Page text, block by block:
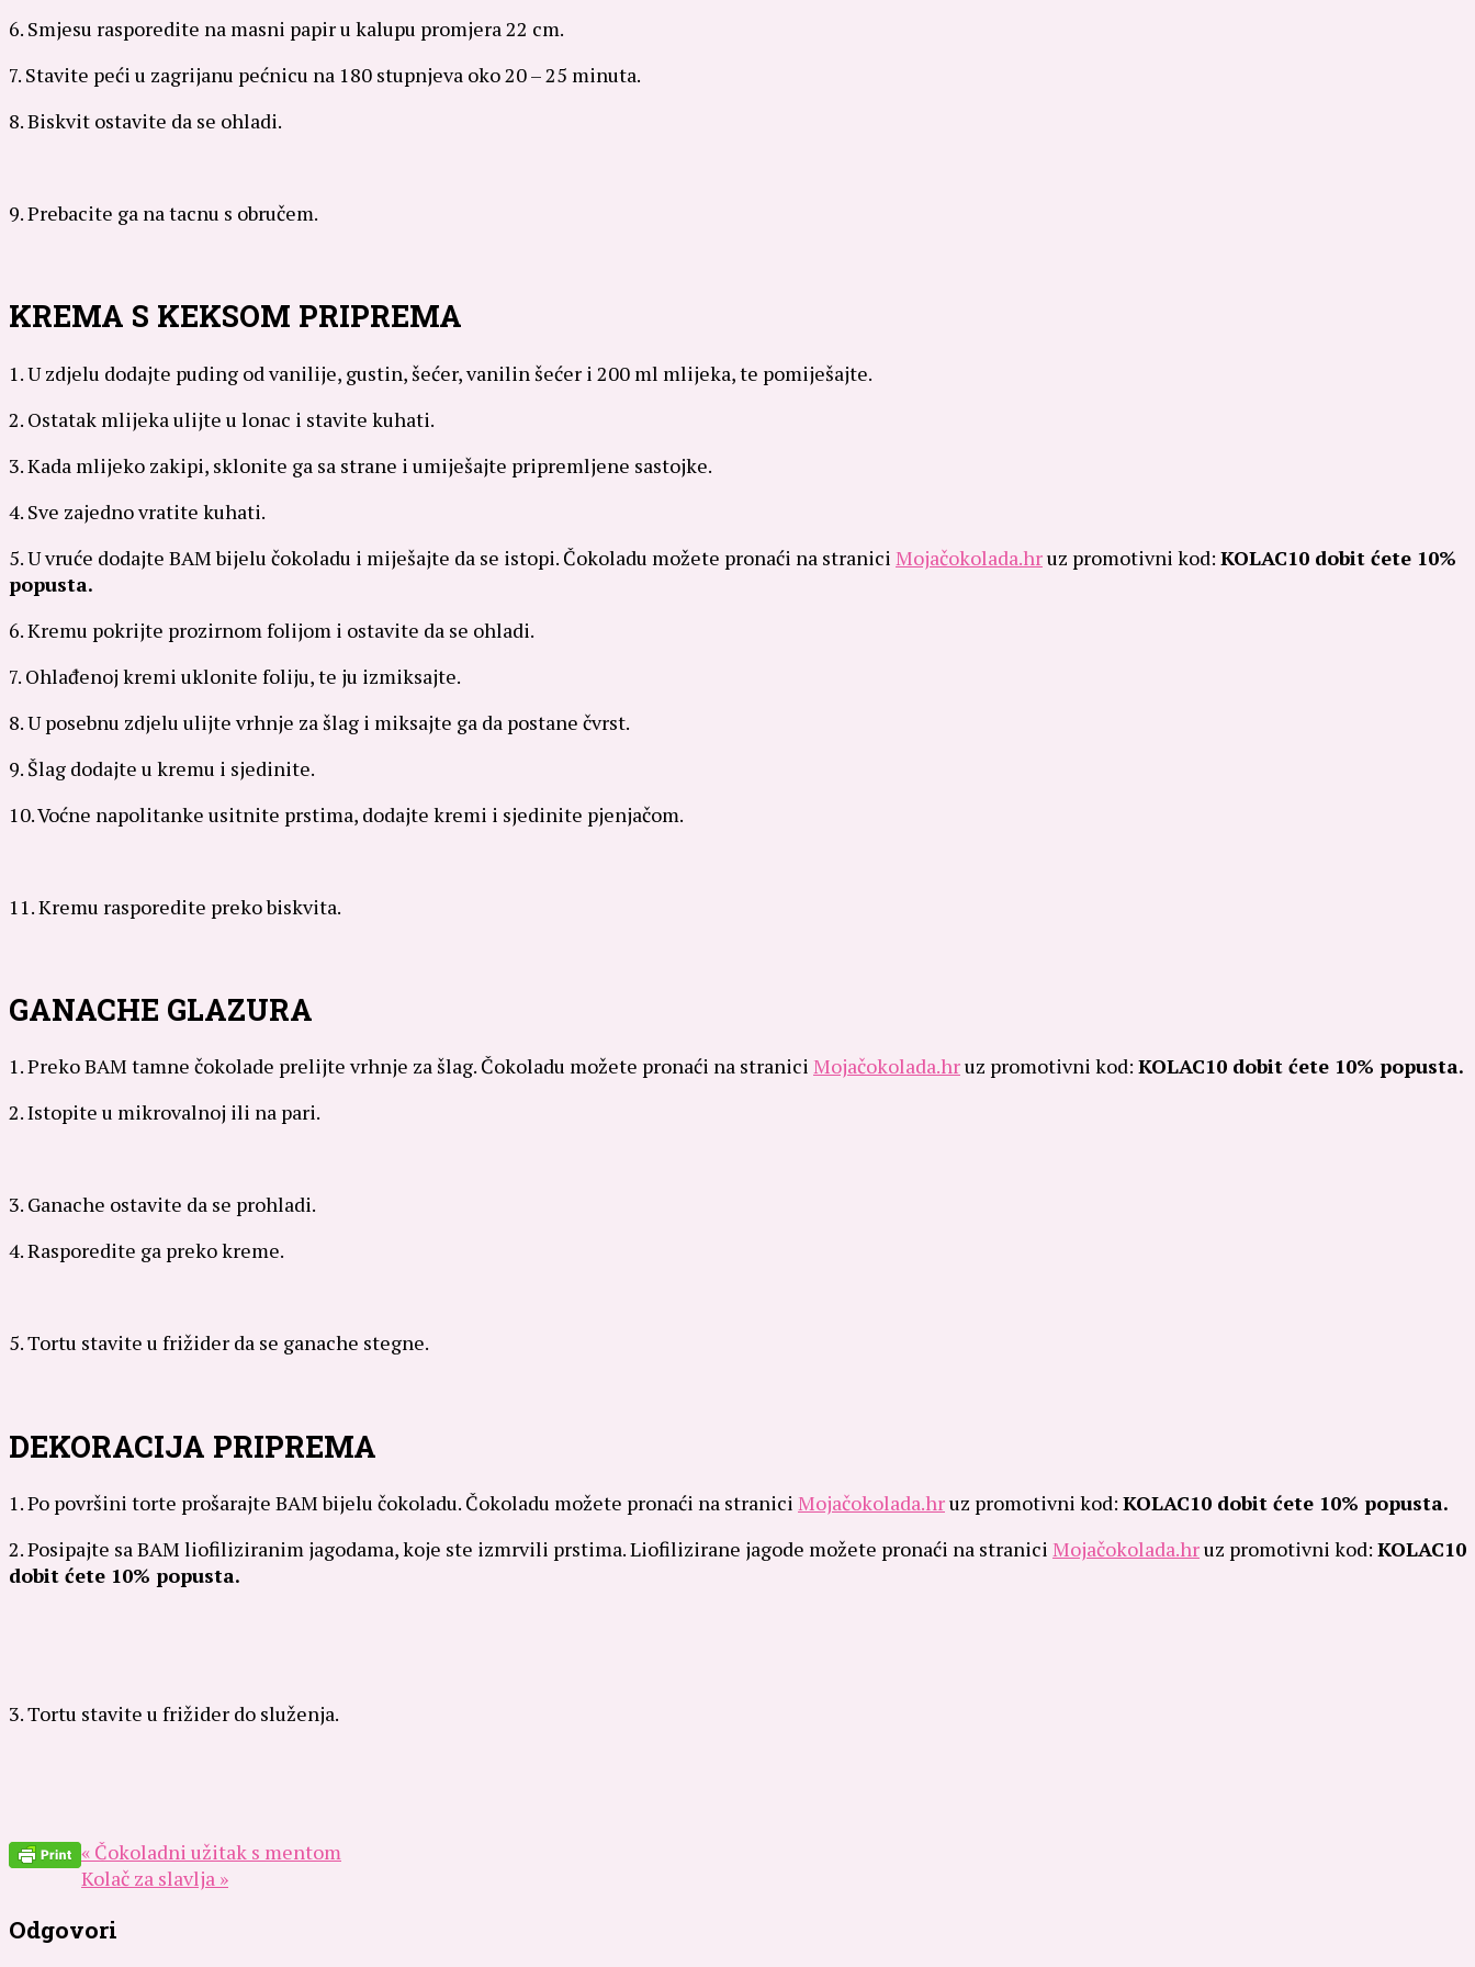
6. Smjesu rasporedite na masni papir u kalupu promjera 22 cm.
7. Stavite peći u zagrijanu pećnicu na 180 stupnjeva oko 20 – 25 minuta.
8. Biskvit ostavite da se ohladi.
9. Prebacite ga na tacnu s obručem.
KREMA S KEKSOM PRIPREMA
1. U zdjelu dodajte puding od vanilije, gustin, šećer, vanilin šećer i 200 ml mlijeka, te pomiješajte.
2. Ostatak mlijeka ulijte u lonac i stavite kuhati.
3. Kada mlijeko zakipi, sklonite ga sa strane i umiješajte pripremljene sastojke.
4. Sve zajedno vratite kuhati.
5. U vruće dodajte BAM bijelu čokoladu i miješajte da se istopi. Čokoladu možete pronaći na stranici Mojačokolada.hruz promotivni kod: KOLAC10 dobit ćete 10%
popusta.
6. Kremu pokrijte prozirnom folijom i ostavite da se ohladi.
7. Ohlađenoj kremi uklonite foliju, te ju izmiksajte.
8. U posebnu zdjelu ulijte vrhnje za šlag i miksajte ga da postane čvrst.
9. Šlag dodajte u kremu i sjedinite.
10. Voćne napolitanke usitnite prstima, dodajte kremi i sjedinite pjenjačom.
11. Kremu rasporedite preko biskvita.
GANACHE GLAZURA
1. Preko BAM tamne čokolade prelijte vrhnje za šlag. Čokoladu možete pronaći na stranici Mojačokolada.hruz promotivni kod: KOLAC10 dobit ćete 10% popusta.
2. Istopite u mikrovalnoj ili na pari.
3. Ganache ostavite da se prohladi.
4. Rasporedite ga preko kreme.
5. Tortu stavite u frižider da se ganache stegne.
DEKORACIJA PRIPREMA
1. Po površini torte prošarajte BAM bijelu čokoladu. Čokoladu možete pronaći na stranici Mojačokolada.hruz promotivni kod: KOLAC10 dobit ćete 10% popusta.
2. Posipajte sa BAM liofiliziranim jagodama, koje ste izmrvili prstima. Liofilizirane jagode možete pronaći na stranici Mojačokolada.hruz promotivni kod: KOLAC10
dobit ćete 10% popusta.
3. Tortu stavite u frižider do služenja.
« Čokoladni užitak s mentom
Kolač za slavlja »
Odgovori